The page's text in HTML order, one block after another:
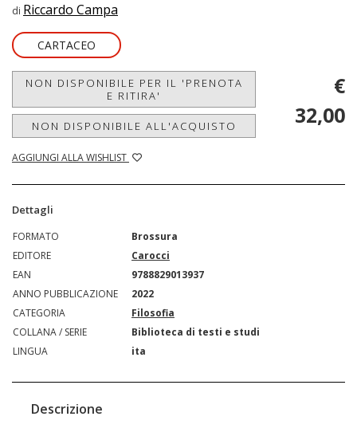
di Riccardo Campa
CARTACEO
NON DISPONIBILE PER IL 'PRENOTA
E RITIRA'
NON DISPONIBILE ALL'ACQUISTO
AGGIUNGI ALLA WISHLIST
€
32,00
Dettagli
FORMATO
Brossura
EDITORE
Carocci
EAN
9788829013937
ANNO PUBBLICAZIONE
2022
CATEGORIA
Filosofia
COLLANA / SERIE
Biblioteca di testi e studi
LINGUA
ita
Descrizione